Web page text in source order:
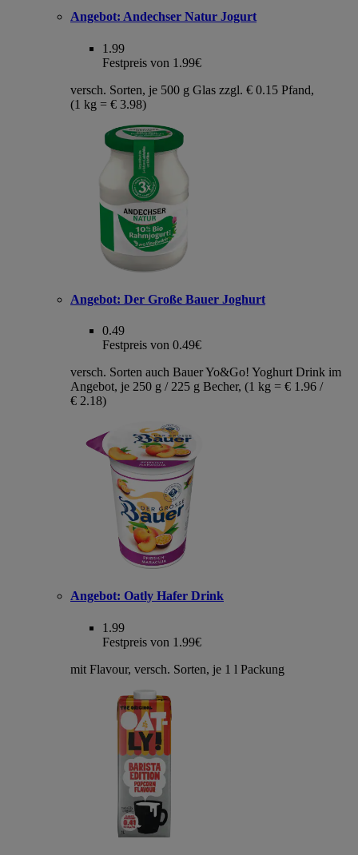
Angebot: Andechser Natur Jogurt
1.99
Festpreis von 1.99€
versch. Sorten, je 500 g Glas zzgl. € 0.15 Pfand,
(1 kg = € 3.98)
Angebot: Der Große Bauer Joghurt
0.49
Festpreis von 0.49€
versch. Sorten auch Bauer Yo&Go! Yoghurt Drink im
Angebot, je 250 g / 225 g Becher, (1 kg = € 1.96 /
€ 2.18)
Angebot: Oatly Hafer Drink
1.99
Festpreis von 1.99€
mit Flavour, versch. Sorten, je 1 l Packung